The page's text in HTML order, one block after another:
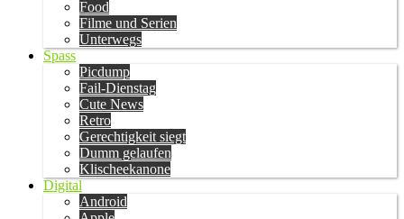
Food
Filme und Serien
Unterwegs
Spass
Picdump
Fail-Dienstag
Cute News
Retro
Gerechtigkeit siegt
Dumm gelaufen
Klischeekanone
Digital
Android